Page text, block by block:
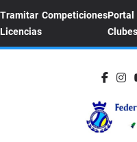
Tramitar
Licencias
CompeticionesPortal
Clubes